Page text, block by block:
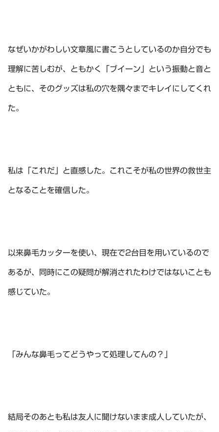
なぜいかがわしい文章風に書こうとしているのか自分でも
理解に苦しむが、ともかく「ブイーン」という振動と音と
ともに、そのグッズは私の穴を隅々までキレイにしてくれ
た。
私は「これだ」と直感した。これこそが私の世界の救世主
となることを確信した。
以来鼻毛カッターを使い、現在で2台目を用いているので
あるが、同時にこの疑問が解消されたわけではないことも
感じていた。
「みんな鼻毛ってどうやって処理してんの？」
結局そのあとも私は友人に聞けないまま成人していたが、